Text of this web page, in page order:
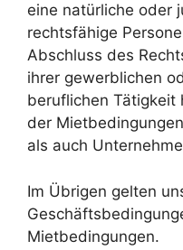
eine natürliche oder
rechtsfähige
Abschluss des
ihrer gewerblichen
beruflichen Tätigkeit
der
als auch
Im Übrigen gelten
Mietbedingungen.